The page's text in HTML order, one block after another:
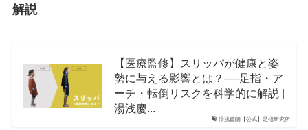
解説
湯浅慶朗【公式】足指研究所
【医療監修】スリッパが健康と姿
勢に与える影響とは？──足指・ア
ーチ・転倒リスクを科学的に解説 |
湯浅慶...